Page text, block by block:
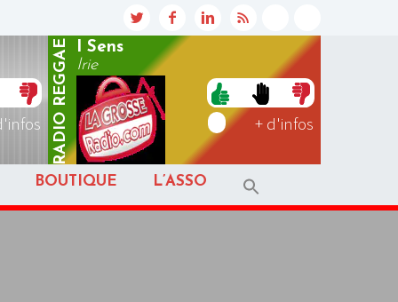
RADIO
REGGAE
I Sens
Irie
+ d'infos
BOUTIQUE L’ASSO